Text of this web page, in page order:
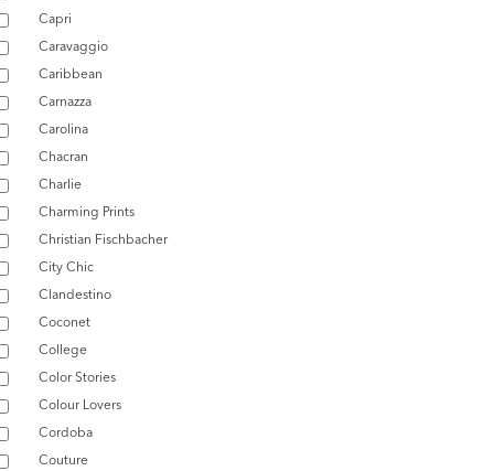
Capri
Caravaggio
Caribbean
Carnazza
Carolina
Chacran
Charlie
Charming Prints
Christian Fischbacher
City Chic
Clandestino
Coconet
College
Color Stories
Colour Lovers
Cordoba
Couture